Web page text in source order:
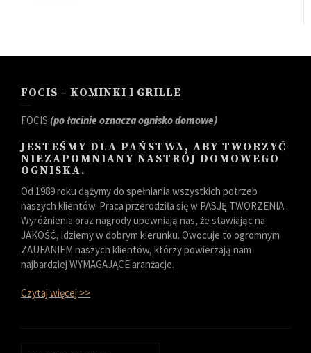
FOCIS – KOMINKI I GRILLE
FOCIS (po łacinie oznacza ognisko domowe)
JESTEŚMY DLA PAŃSTWA, ABY TWORZYĆ
NIEZAPOMNIANY NASTRÓJ DOMOWEGO
OGNISKA.
Od 1989 roku dążymy do spełniania wszystkich potrzeb
naszych klientów. Praca przerodziła się w PASJĘ TWORZENIA.
Wyróżnienia oraz nagrody upewniają nas, że stawiając na
JAKOŚĆ, idziemy w dobrym kierunku. Owocuje to ogromnym
ZAUFANIEM naszych klientów, którzy powierzają nam
najbardziej WYMAGAJĄCE aranżacje.
Czytaj więcej >>